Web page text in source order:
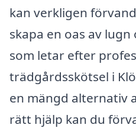
kan verkligen
skapa en oas av
som letar efter
trädgårdsskötsel i
en mängd alternativ
rätt hjälp kan du